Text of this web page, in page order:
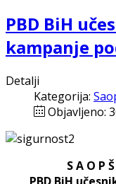
PBD BiH
kampanje
Detalji
Kategorija:
Objavljeno:
S A O P